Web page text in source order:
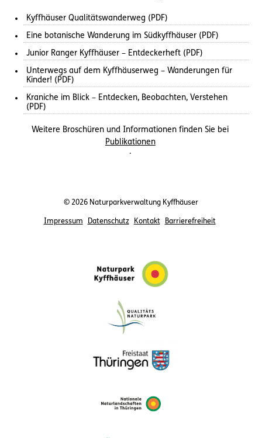
Kyffhäuser Qualitätswanderweg (PDF)
Eine botanische Wanderung im Südkyffhäuser (PDF)
Junior Ranger Kyffhäuser – Entdeckerheft (PDF)
Unterwegs auf dem Kyffhäuserweg – Wanderungen für
Kinder! (PDF)
Kraniche im Blick – Entdecken, Beobachten, Verstehen
(PDF)
Weitere Broschüren und Informationen finden Sie bei
Publikationen
.
© 2026 Naturparkverwaltung Kyffhäuser
Impressum Datenschutz Kontakt Barrierefreiheit